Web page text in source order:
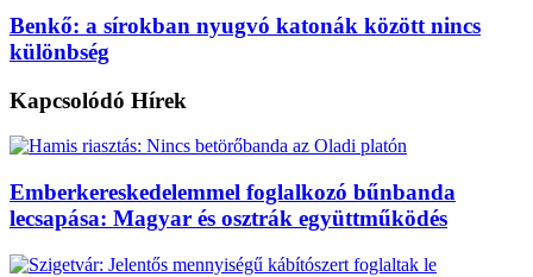
Benkő: a sírokban nyugvó katonák között nincs
különbség
Kapcsolódó Hírek
Emberkereskedelemmel foglalkozó bűnbanda
lecsapása: Magyar és osztrák együttműködés